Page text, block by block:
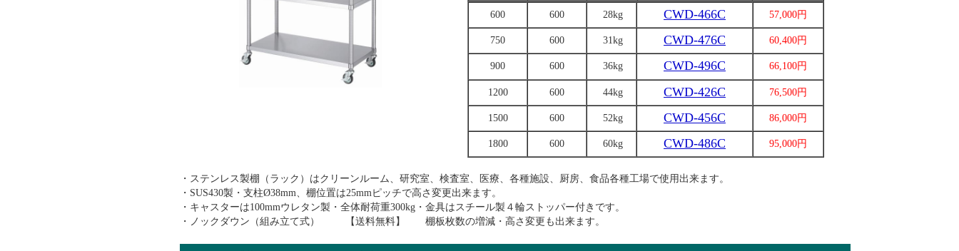
600 600 28kg CWD-466C 57,000円
750 600 31kg CWD-476C 60,400円
900 600 36kg CWD-496C 66,100円
1200 600 44kg CWD-426C 76,500円
1500 600 52kg CWD-456C 86,000円
1800 600 60kg CWD-486C 95,000円
・ステンレス製棚（ラック）はクリーンルーム、研究室、検査室、医療、各種施設、厨房、食品各種工場で使用出来ます。
・SUS430製・支柱Ø38mm、棚位置は25mmピッチで高さ変更出来ます。
・キャスターは100mmウレタン製・全体耐荷重300kg・金具はスチール製４輪ストッパー付きです。
・ノックダウン（組み立て式） 【送料無料】 棚板枚数の増減・高さ変更も出来ます。